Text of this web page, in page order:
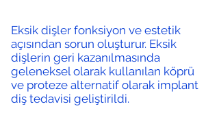
Eksik dişler fonksiyon ve estetik
açısından sorun oluşturur. Eksik
dişlerin geri kazanılmasında
geleneksel olarak kullanılan köprü
ve proteze alternatif olarak implant
diş tedavisi geliştirildi.